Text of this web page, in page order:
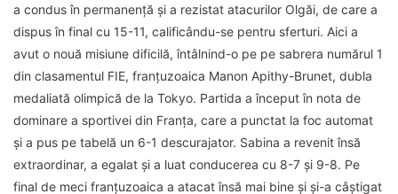
a condus în permanență și a rezistat atacurilor Olgăi, de care a
dispus în final cu 15-11, calificându-se pentru sferturi. Aici a
avut o nouă misiune dificilă, întâlnind-o pe pe sabrera numărul 1
din clasamentul FIE, franțuzoaica Manon Apithy-Brunet, dubla
medaliată olimpică de la Tokyo. Partida a început în nota de
dominare a sportivei din Franța, care a punctat la foc automat
și a pus pe tabelă un 6-1 descurajator. Sabina a revenit însă
extraordinar, a egalat și a luat conducerea cu 8-7 și 9-8. Pe
final de meci franțuzoaica a atacat însă mai bine și și-a câștigat